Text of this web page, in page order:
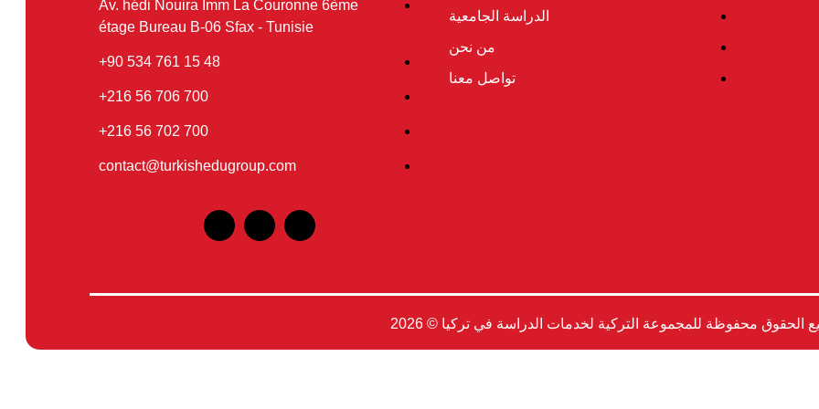
الدراسة الجامعية
من نحن
تواصل معنا
Av. hédi Nouira Imm La Couronne 6ème
étage Bureau B-06 Sfax - Tunisie
48 15 761 534 90+
700 706 56 216+
700 702 56 216+
contact@turkishedugroup.com
الحقوق محفوظة للمجموعة التركية لخدمات الدراسة في تركيا © 2026